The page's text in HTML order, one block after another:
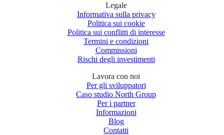
Legale
Informativa sulla privacy
Politica sui cookie
Politica sui conflitti di interesse
Termini e condizioni
Commissioni
Rischi degli investimenti
Lavora con noi
Per gli sviluppatori
Caso studio North Group
Per i partner
Informazioni
Blog
Contatti